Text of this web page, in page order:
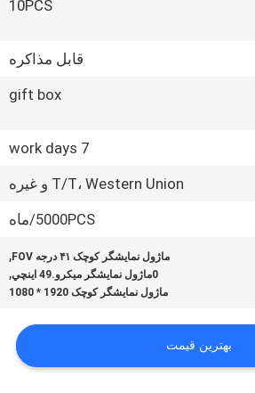
10PCS
قابل مذاکره
gift box
7 work days
T/T، Western Union و غیره
5000PCS/ماه
ماژول نمایشگر کوچک ۴۱ درجه FOV ,
0ماژول نمايشگر ميکرو.49 اينچي ,
ماژول نمایشگر کوچک 1920 * 1080
بهترین قیمت